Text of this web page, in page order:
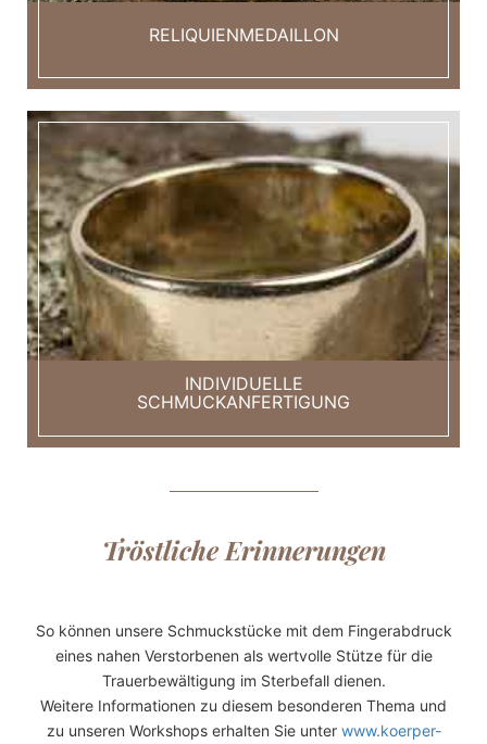
RELIQUIENMEDAILLON
INDIVIDUELLE
SCHMUCKANFERTIGUNG
Tröstliche Erinnerungen
So können unsere Schmuckstücke mit dem Fingerabdruck
eines nahen Verstorbenen als wertvolle Stütze für die
Trauerbewältigung im Sterbefall dienen.
Weitere Informationen zu diesem besonderen Thema und
zu unseren Workshops erhalten Sie unter www.koerper-